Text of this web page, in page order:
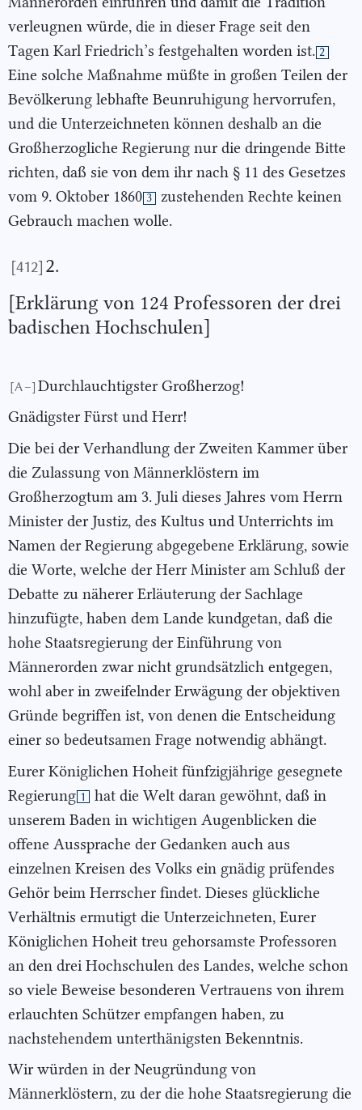
verleugnen würde, die in dieser Frage seit den
Tagen Karl Friedrich’s festgehalten worden ist. 2
Eine solche Maßnahme müßte in großen Teilen der
Bevölkerung lebhafte Beunruhigung hervorrufen,
und die Unterzeichneten können deshalb an die
Großherzogliche Regierung nur die dringende Bitte
richten, daß sie von dem ihr nach § 11 des Gesetzes
vom 9. Oktober 1860 3
zustehenden Rechte keinen
Gebrauch machen wolle.
[412] 2.
[Erklärung von 124 Professoren der drei
badischen Hochschulen]
[A –] Durchlauchtigster Großherzog!
Gnädigster Fürst und Herr!
Die bei der Verhandlung der Zweiten Kammer über
die Zulassung von Männerklöstern im
Großherzogtum am 3. Juli dieses Jahres vom Herrn
Minister der Justiz, des Kultus und Unterrichts im
Namen der Regierung abgegebene Erklärung, sowie
die Worte, welche der Herr Minister am Schluß der
Debatte zu näherer Erläuterung der Sachlage
hinzufügte, haben dem Lande kundgetan, daß die
hohe Staatsregierung der Einführung von
Männerorden zwar nicht grundsätzlich entgegen,
wohl aber in zweifelnder Erwägung der objektiven
Gründe begriffen ist, von denen die Entscheidung
einer so bedeutsamen Frage notwendig abhängt.
Eurer Königlichen Hoheit fünfzigjährige gesegnete
Regierung 1
hat die Welt daran gewöhnt, daß in
unserem Baden in wichtigen Augenblicken die
offene Aussprache der Gedanken auch aus
einzelnen Kreisen des Volks ein gnädig prüfendes
Gehör beim Herrscher findet. Dieses glückliche
Verhältnis ermutigt die Unterzeichneten, Eurer
Königlichen Hoheit treu gehorsamste Professoren
an den drei Hochschulen des Landes, welche schon
so viele Beweise besonderen Vertrauens von ihrem
erlauchten Schützer empfangen haben, zu
nachstehendem unterthänigsten Bekenntnis.
Wir würden in der Neugründung von
Männerklöstern, zu der die hohe Staatsregierung die